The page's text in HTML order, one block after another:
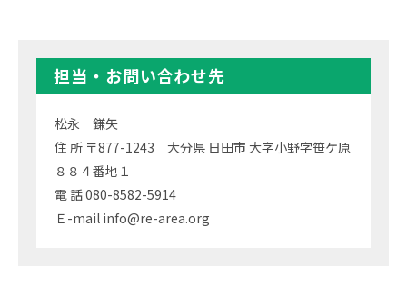
担当・お問い合わせ先
松永 鎌矢
住 所 〒877-1243 大分県 日田市 大字小野字笹ケ原
８８４番地１
電 話 080-8582-5914
Ｅ-mail info@re-area.org